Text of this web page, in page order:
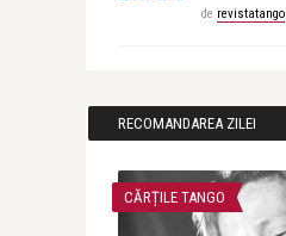
de revistatango
RECOMANDAREA ZILEI
CĂRȚILE TANGO